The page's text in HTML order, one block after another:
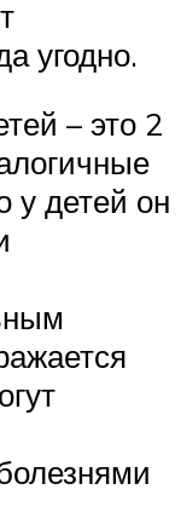
угодно.
– это 2
у детей он